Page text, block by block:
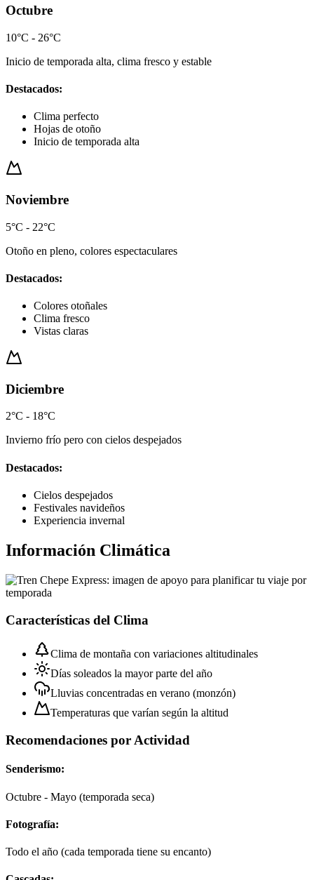
Octubre
10°C - 26°C
Inicio de temporada alta, clima fresco y estable
Destacados:
Clima perfecto
Hojas de otoño
Inicio de temporada alta
Noviembre
5°C - 22°C
Otoño en pleno, colores espectaculares
Destacados:
Colores otoñales
Clima fresco
Vistas claras
Diciembre
2°C - 18°C
Invierno frío pero con cielos despejados
Destacados:
Cielos despejados
Festivales navideños
Experiencia invernal
Información Climática
Características del Clima
Clima de montaña con variaciones altitudinales
Días soleados la mayor parte del año
Lluvias concentradas en verano (monzón)
Temperaturas que varían según la altitud
Recomendaciones por Actividad
Senderismo:
Octubre - Mayo (temporada seca)
Fotografía:
Todo el año (cada temporada tiene su encanto)